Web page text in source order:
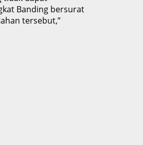
Banding bersurat
tersebut,”